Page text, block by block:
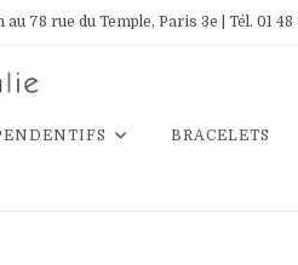
78 rue du Temple, Paris 3e | Tél. 01 48
BRACELETS